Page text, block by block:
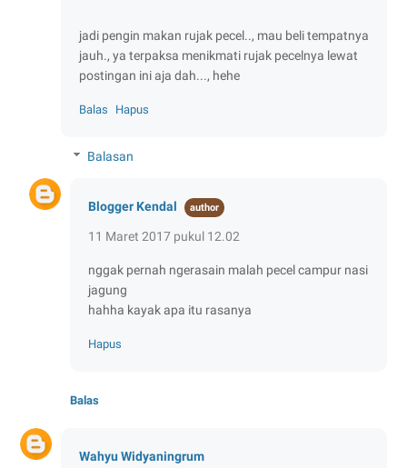
jadi pengin makan rujak pecel.., mau beli tempatnya
jauh., ya terpaksa menikmati rujak pecelnya lewat
postingan ini aja dah..., hehe
Balas Hapus
Balasan
Blogger Kendal
11 Maret 2017 pukul 12.02
nggak pernah ngerasain malah pecel campur nasi
jagung
hahha kayak apa itu rasanya
Hapus
Balas
Wahyu Widyaningrum